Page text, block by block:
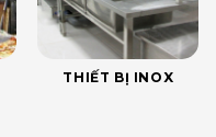
THIẾT BỊ INOX